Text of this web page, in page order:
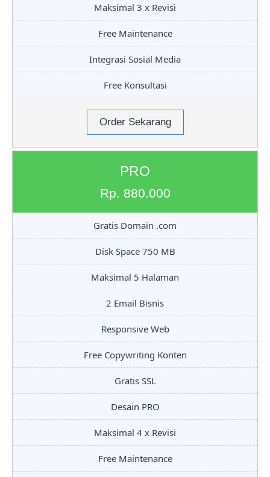
Maksimal 3 x Revisi
Free Maintenance
Integrasi Sosial Media
Free Konsultasi
Order Sekarang
PRO
Rp. 880.000
Gratis Domain .com
Disk Space 750 MB
Maksimal 5 Halaman
2 Email Bisnis
Responsive Web
Free Copywriting Konten
Gratis SSL
Desain PRO
Maksimal 4 x Revisi
Free Maintenance